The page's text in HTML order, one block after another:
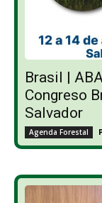
Brasil |
Congreso
Salvador
Agenda Forestal